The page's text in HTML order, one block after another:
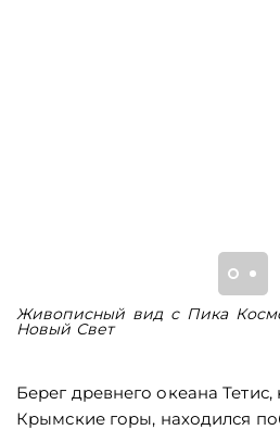
Живописный вид с Пика
Новый Свет
Берег древнего океана
Крымские горы, находился